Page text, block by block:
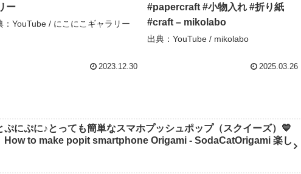
ー
：YouTube / にこにこギャラリー
2023.12.30
#papercraft #小物入れ #折り紙
#craft – mikolabo
出典：YouTube / mikolabo
2025.03.26
ぷにぷに♪とっても簡単なスマホプッシュポップ（スクイーズ）💙
to make popit smartphone Origami - SodaCatOrigami 楽し